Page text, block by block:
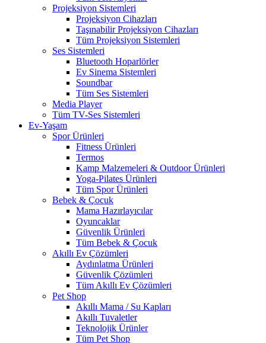
Projeksiyon Sistemleri
Projeksiyon Cihazları
Taşınabilir Projeksiyon Cihazları
Tüm Projeksiyon Sistemleri
Ses Sistemleri
Bluetooth Hoparlörler
Ev Sinema Sistemleri
Soundbar
Tüm Ses Sistemleri
Media Player
Tüm TV-Ses Sistemleri
Ev-Yaşam
Spor Ürünleri
Fitness Ürünleri
Termos
Kamp Malzemeleri & Outdoor Ürünleri
Yoga-Pilates Ürünleri
Tüm Spor Ürünleri
Bebek & Çocuk
Mama Hazırlayıcılar
Oyuncaklar
Güvenlik Ürünleri
Tüm Bebek & Çocuk
Akıllı Ev Çözümleri
Aydınlatma Ürünleri
Güvenlik Çözümleri
Tüm Akıllı Ev Çözümleri
Pet Shop
Akıllı Mama / Su Kapları
Akıllı Tuvaletler
Teknolojik Ürünler
Tüm Pet Shop